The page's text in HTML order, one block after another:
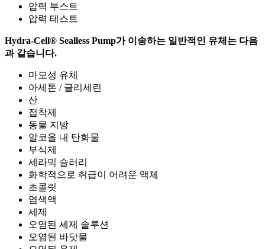
압력 부스트
압력 테스트
Hydra-Cell® Sealless Pump가 이송하는 일반적인 유체는 다음
과 같습니다.
마모성 유체
아세톤 / 글리세린
산
접착제
동물 지방
알코올 내 탄화물
부식제
세라믹 슬러리
화학적으로 취급이 어려운 액체
초콜릿
염색액
세제
오염된 세제 솔루션
오염된 바닷물